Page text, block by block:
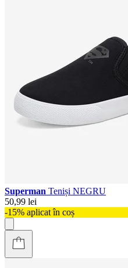
Superman Teniși NEGRU
50,99 lei
-15% aplicat în coș